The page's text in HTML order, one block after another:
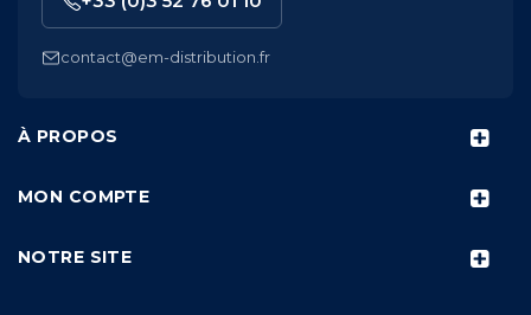
À PROPOS
MON COMPTE
NOTRE SITE
contact@em-distribution.fr